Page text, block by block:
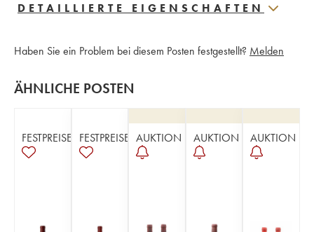
DETAILLIERTE EIGENSCHAFTEN
Haben Sie ein Problem bei diesem Posten festgestellt? Melden
ÄHNLICHE POSTEN
FESTPREISE FESTPREISE AUKTION AUKTION AUKTION